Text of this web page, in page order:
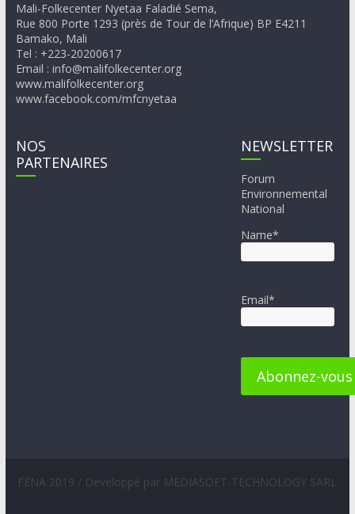
Mali-Folkecenter Nyetaa Faladié Sema,
Rue 800 Porte 1293 (près de Tour de l’Afrique) BP E4211
Bamako, Mali
Tel : +223-20200617
Email : info@malifolkecenter.org
www.malifolkecenter.org
www.facebook.com/mfcnyetaa
NOS
PARTENAIRES
NEWSLETTER
Forum
Environnemental
National
Name*
Email*
FENA 2019 / Developpé par MEDIASOFT-TECHNOLOGY SARL